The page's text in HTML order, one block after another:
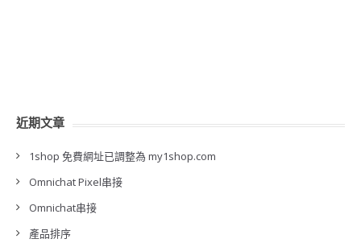
近期文章
1shop 免費網址已調整為 my1shop.com
Omnichat Pixel串接
Omnichat串接
產品排序